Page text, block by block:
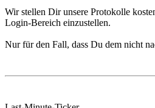
Wir stellen Dir unsere Protokolle
Login-Bereich einzustellen.
Nur für den Fall, dass Du dem nicht